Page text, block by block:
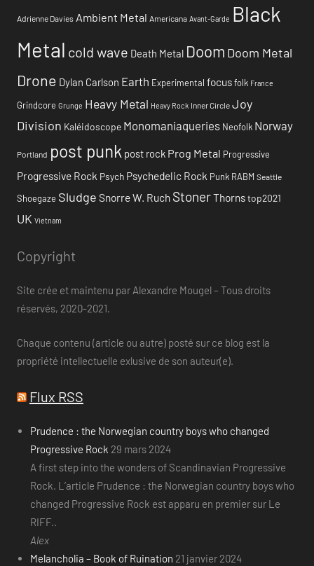
Adrienne Davies Ambient Metal Americana Avant-Garde Black
Metal cold wave Death Metal Doom Doom Metal
Drone Dylan Carlson Earth Experimental focusfolk France
Grindcore Grunge Heavy Metal Heavy Rock Inner Circle Joy
Division Kaléidoscope Monomaniaqueries Neofolk Norway
Portland post punk post rock Prog Metal Progressive
Progressive Rock Psych Psychedelic Rock Punk RABM Seattle
Shoegaze Sludge Snorre W. Ruch StonerThornstop2021
UK Vietnam
Copyright
Site crée et maintenu par Alexandre Mougel – Tous droits
réservés, 2020-2021.
Chaque contenu (article ou autre) posté sur ce blog est la
propriété intellectuelle exlusive de son auteur(e).
Flux RSS
Prudence : the Norwegian country boys who changed
Progressive Rock 29 mars 2024
A first step into the wonders of Scandinavian Progressive
Rock. L’article Prudence : the Norwegian country boys who
changed Progressive Rock est apparu en premier sur Le
RIFF..
Alex
Melancholia – Book of Ruination 21 janvier 2024